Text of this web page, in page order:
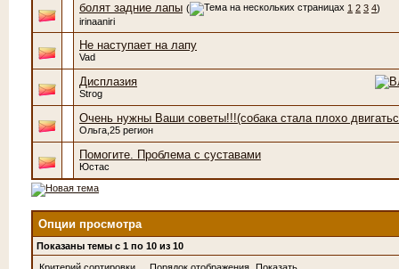
болят задние лапы ( 1 2 3 4)
irinaaniri
Не наступает на лапу
Vad
Дисплазия
Strog
Очень нужны Ваши советы!!!(собака стала плохо
Ольга,25 регион
Помогите. Проблема с суставами
Юстас
Опции просмотра
Показаны темы с 1 по 10 из 10